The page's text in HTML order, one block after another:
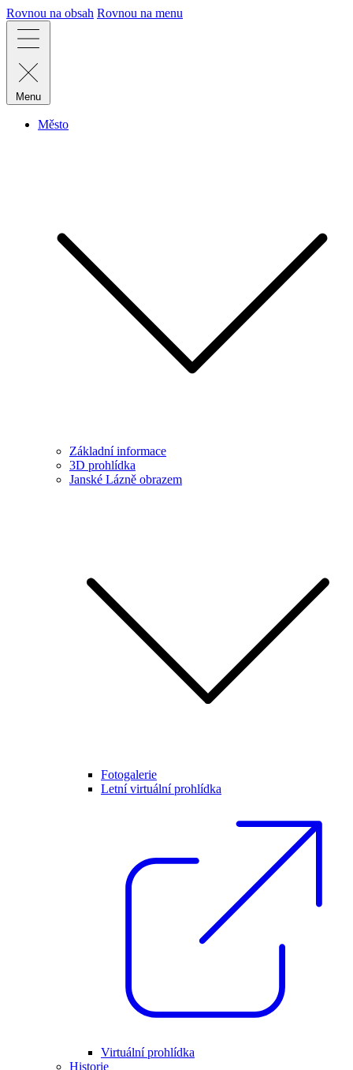
Rovnou na obsah Rovnou na menu
Menu
Město
Základní informace
3D prohlídka
Janské Lázně obrazem
Fotogalerie
Letní virtuální prohlídka
Virtuální prohlídka
Historie